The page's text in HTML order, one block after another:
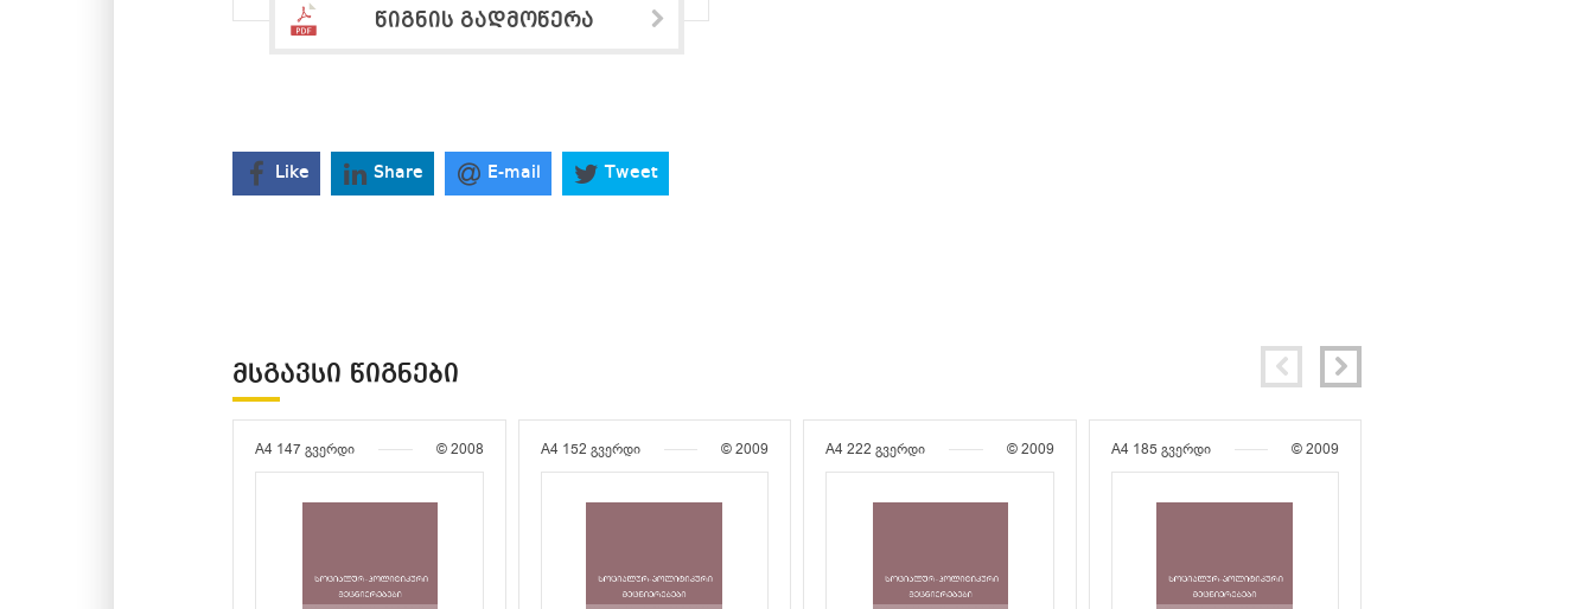
წიგნის გადმოწერა
Like Share E-mail Tweet
ᲛᲡᲒᲐᲕᲡᲘ ᲬᲘᲒᲜᲔᲑᲘ
A4 147 გვერდი © 2008 A4 152 გვერდი © 2009 A4 222 გვერდი © 2009 A4 185 გვერდი © 2009